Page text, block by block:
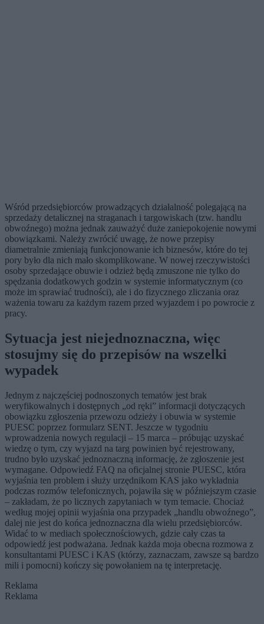
Wśród przedsiębiorców prowadzących działalność polegającą na
sprzedaży detalicznej na straganach i targowiskach (tzw. handlu
obwoźnego) można jednak zauważyć duże zaniepokojenie nowymi
obowiązkami. Należy zwrócić uwagę, że nowe przepisy
diametralnie zmieniają funkcjonowanie ich biznesów, które do tej
pory było dla nich mało skomplikowane. W nowej rzeczywistości
osoby sprzedające obuwie i odzież będą zmuszone nie tylko do
spędzania dodatkowych godzin w systemie informatycznym (co
może im sprawiać trudności), ale i do fizycznego zliczania oraz
ważenia towaru za każdym razem przed wyjazdem i po powrocie z
pracy.
Sytuacja jest niejednoznaczna, więc
stosujmy się do przepisów na wszelki
wypadek
Jednym z najczęściej podnoszonych tematów jest brak
weryfikowalnych i dostępnych „od ręki” informacji dotyczących
obowiązku zgłoszenia przewozu odzieży i obuwia w systemie
PUESC poprzez formularz SENT. Jeszcze w tygodniu
wprowadzenia nowych regulacji – 15 marca – próbując uzyskać
wiedzę o tym, czy wyjazd na targ powinien być rejestrowany,
trudno było uzyskać jednoznaczną informację, że zgłoszenie jest
wymagane. Odpowiedź FAQ na oficjalnej stronie PUESC, która
wyjaśnia ten problem i służy urzędnikom KAS jako wykładnia
podczas rozmów telefonicznych, pojawiła się w późniejszym czasie
– zakładam, że po licznych zapytaniach w tym temacie. Chociaż
według mojej opinii wyjaśnia ona przypadek „handlu obwoźnego”,
dalej nie jest do końca jednoznaczna dla wielu przedsiębiorców.
Widać to w mediach społecznościowych, gdzie cały czas ta
odpowiedź jest podważana. Jednak każda moja obecna rozmowa z
konsultantami PUESC i KAS (którzy, zaznaczam, zawsze są bardzo
mili i pomocni) kończy się powołaniem na tę interpretację.
Reklama
Reklama